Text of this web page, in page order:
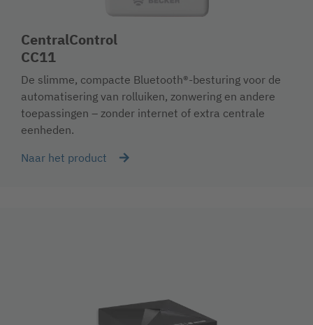
CentralControl
CC11
De slimme, compacte Bluetooth®-besturing voor de
automatisering van rolluiken, zonwering en andere
toepassingen – zonder internet of extra centrale
eenheden.
Naar het product